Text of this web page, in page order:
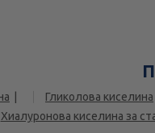
Гликолова киселина
Хиалуронова киселина за